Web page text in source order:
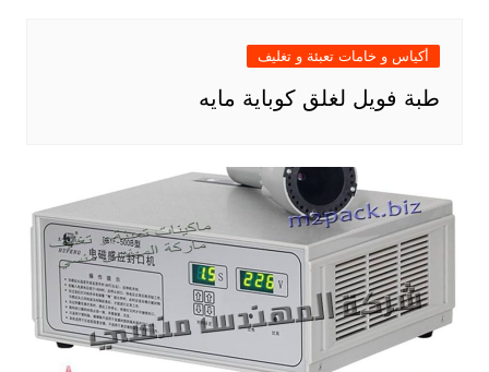
أكياس و خامات تعبئة و تغليف
طبة فويل لغلق كوباية مايه